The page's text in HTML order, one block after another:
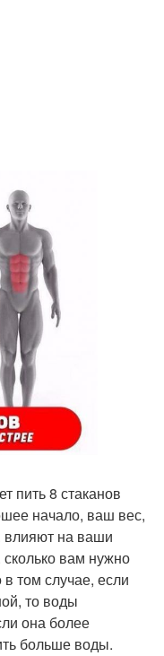
пить 8 стаканов
начало, ваш вес,
влияют на ваши
вам нужно
том случае, если
то воды
она более
больше воды.